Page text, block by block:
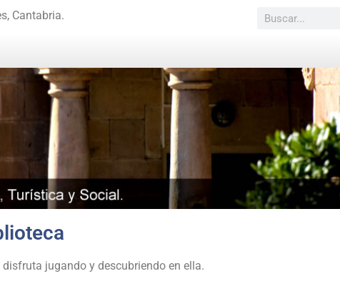
Cantabria.
jugando y descubriendo en ella.